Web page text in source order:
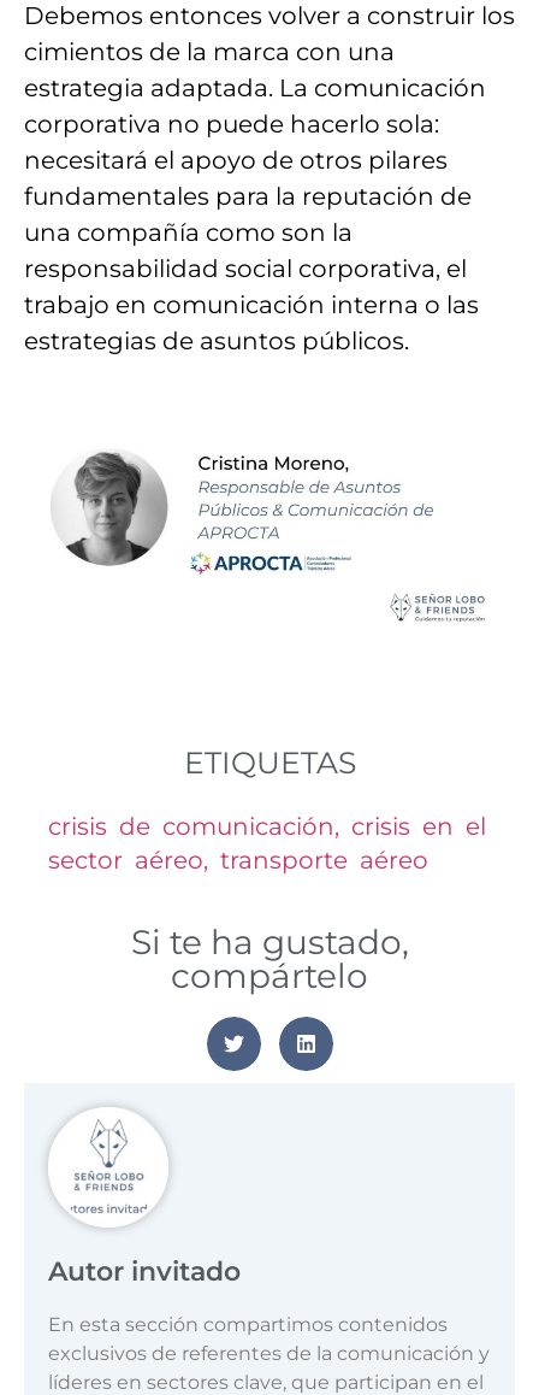
Debemos entonces volver a construir los
cimientos de la marca con una
estrategia adaptada. La comunicación
corporativa no puede hacerlo sola:
necesitará el apoyo de otros pilares
fundamentales para la reputación de
una compañía como son la
responsabilidad social corporativa, el
trabajo en comunicación interna o las
estrategias de asuntos públicos.
ETIQUETAS
crisis de comunicación, crisis en el
sector aéreo, transporte aéreo
Si te ha gustado,
compártelo
Autor invitado
En esta sección compartimos contenidos
exclusivos de referentes de la comunicación y
líderes en sectores clave, que participan en el